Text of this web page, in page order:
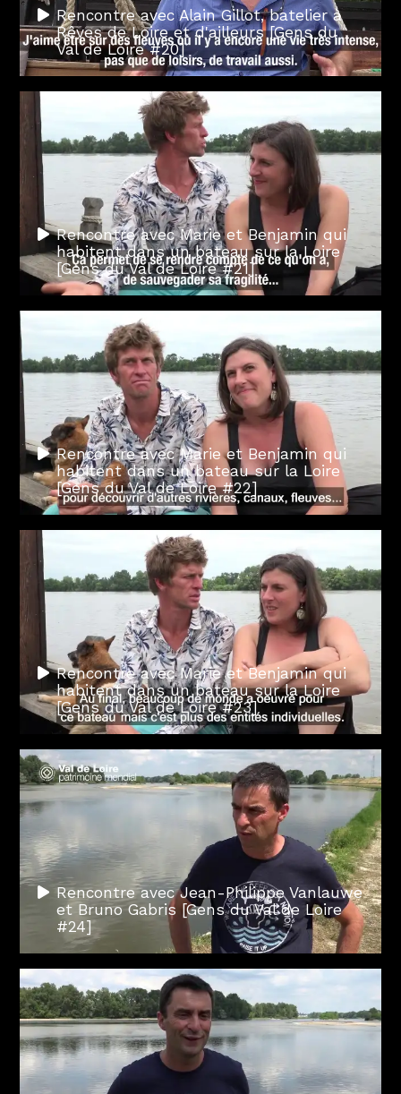
Rencontre avec Alain Gillot, batelier à
Rêves de Loire et d'ailleurs [Gens du
Val de Loire #20]
Rencontre avec Marie et Benjamin qui
habitent dans un bateau sur la Loire
[Gens du Val de Loire #21]
Rencontre avec Marie et Benjamin qui
habitent dans un bateau sur la Loire
[Gens du Val de Loire #22]
Rencontre avec Marie et Benjamin qui
habitent dans un bateau sur la Loire
[Gens du Val de Loire #23]
Rencontre avec Jean-Philippe Vanlauwe
et Bruno Gabris [Gens du Val de Loire
#24]